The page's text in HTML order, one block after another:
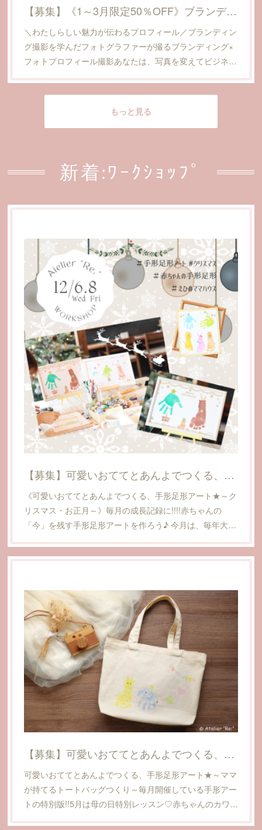
【募集】《1～3月限定50％OFF》ブランディング プロフィール撮影
＼わたしらしい魅力が伝わるプロフィール／ブランディン
グ撮影を学んだフォトグラファーが撮るブランディング×
フォトプロフィール撮影あなたは、写真を変えてビジネ…
もっと見る
新着:ﾜｰｸｼｮｯﾌﾟ
【募集】可愛いおててとあんよでつくる、手形足形アート★～クリスマス・お正月～
《可愛いおててとあんよでつくる、手形足形アート★～ク
リスマス・お正月～》毎月の成長記録に!!!!赤ちゃんの
「今」を残す手形足形アートを作ろう♪ 今月は、毎年大…
【募集】可愛いおててとあんよでつくる、手形足形アート★～ママが持てるトートバッグつくり～
可愛いおててとあんよでつくる、手形足形アート★～ママ
が持てるトートバッグつくり～毎月開催している手形アー
トの特別版!!5月は母の日特別レッスン♡赤ちゃんのカワ…